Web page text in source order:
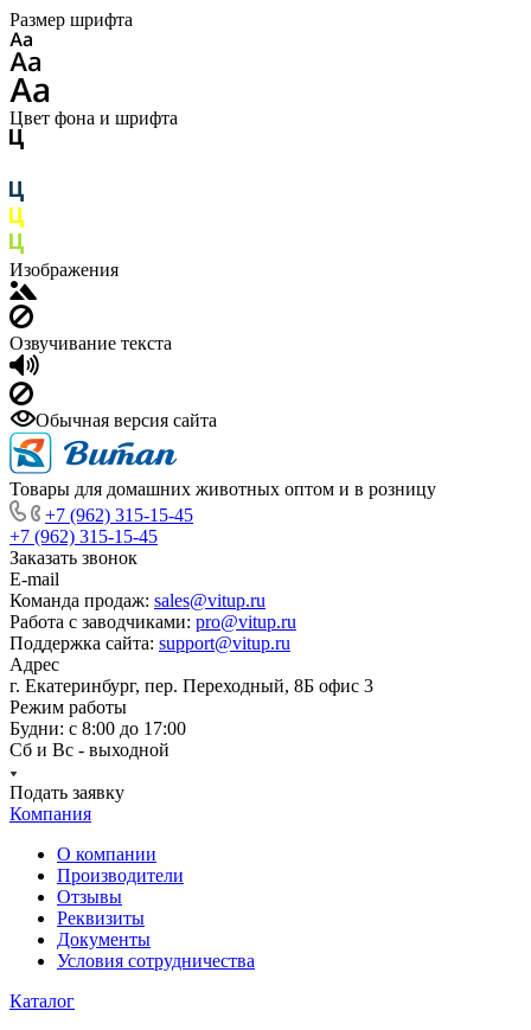
Размер шрифта
Цвет фона и шрифта
Изображения
Озвучивание текста
Обычная версия сайта
Товары для домашних животных оптом и в розницу
+7 (962) 315-15-45
+7 (962) 315-15-45
Заказать звонок
E-mail
Команда продаж: sales@vitup.ru
Работа с заводчиками: pro@vitup.ru
Поддержка сайта: support@vitup.ru
Адрес
г. Екатеринбург, пер. Переходный, 8Б офис 3
Режим работы
Будни: с 8:00 до 17:00
Сб и Вс - выходной
Подать заявку
Компания
О компании
Производители
Отзывы
Реквизиты
Документы
Условия сотрудничества
Каталог